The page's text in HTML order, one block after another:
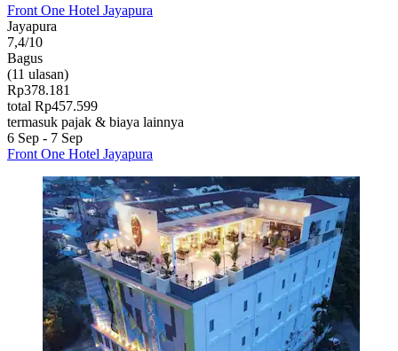
Front One Hotel Jayapura
Jayapura
7,4/10
Bagus
(11 ulasan)
Rp378.181
total Rp457.599
termasuk pajak & biaya lainnya
6 Sep - 7 Sep
Front One Hotel Jayapura